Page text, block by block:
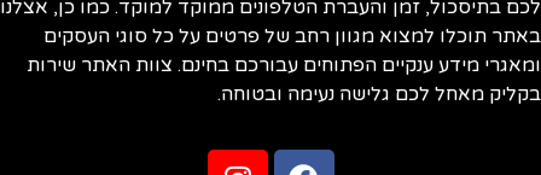
בתיסכול, זמן והעברת הטלפונים ממוקד למוקד. כמו כן, אצלנו
תוכלו למצוא מגוון רחב של פרטים על כל סוגי העסקים
מידע ענקיים הפתוחים עבורכם בחינם. צוות האתר שירות
מאחל לכם גלישה נעימה ובטוחה.